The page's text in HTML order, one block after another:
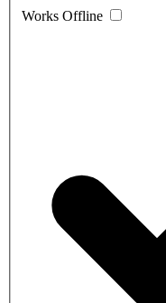
Works Offline